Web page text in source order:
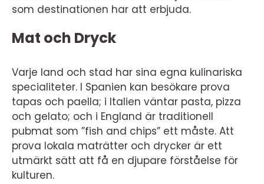
som destinationen har att erbjuda.
Mat och Dryck
Varje land och stad har sina egna kulinariska
specialiteter. I Spanien kan besökare prova
tapas och paella; i Italien väntar pasta, pizza
och gelato; och i England är traditionell
pubmat som ”fish and chips” ett måste. Att
prova lokala maträtter och drycker är ett
utmärkt sätt att få en djupare förståelse för
kulturen.